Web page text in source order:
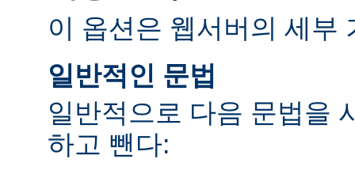
이 옵션은 웹서버의 세부
일반적인 문법
일반적으로 다음 문법을
하고 뺀다: